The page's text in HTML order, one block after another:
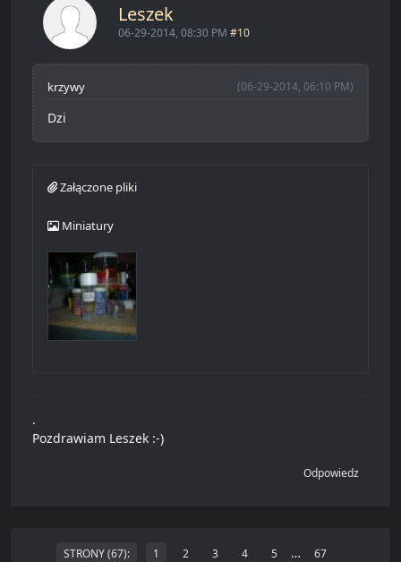
Leszek
06-29-2014, 08:30 PM #10
(06-29-2014, 06:10 PM)
krzywy
Dzi
Załączone pliki
Miniatury
.
Pozdrawiam Leszek :-)
Odpowiedz
STRONY (67): 1 2 3 4 5 …
67